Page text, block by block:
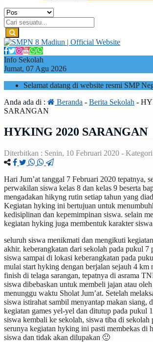
Info Sekolah
Jumat, 07 Agu 2026
Selamat datang di website resmi SMP
Anda ada di :
Beranda - Berita Sekolah -
SARANGAN
HYKING 2020 SARANGAN
Diterbitkan : Senin, 10 Februari 2020 -
Hari Jum’at tanggal 7 Februari 2020 tepatnya,
perwakilan siswa kelas 8 dan kelas 9 beserta
mengadakan hikyng rutin setiap tahun yang
Kegiatan hyking ini bertujuan untuk
kedisiplinan dan kepemimpinan siswa. selain
kegiatan hyking juga membentuk karakter
seluruh siswa menikmati dan mengikuti
akhir. keberangkatan dari sekolah pada pukul 7
siswa sampai di lokasi keberangkatan pada
mulai start hyking dengan berjalan sejauh 4 km
finish di telaga sarangan, tepatnya di asrama
siswa dibebaskan untuk membeli jajan atau
menunggu waktu Sholat Jum’at. Setelah
siswa istirahat sambil menyantap makan siang,
kegiatan games yel-yel dan ditutup pada pukul
siswa kembali ke sekolah, siswa tiba di sekolah
serunya kegiatan hyking ini pasti membekas di
siswa dan tidak akan dilupakan 🙂